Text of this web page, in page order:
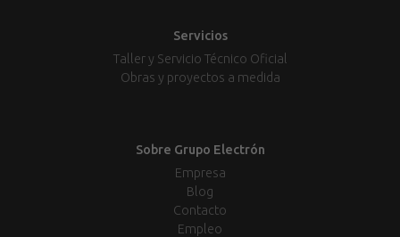
Servicios
Taller y Servicio Técnico Oficial
Obras y proyectos a medida
Sobre Grupo Electrón
Empresa
Blog
Contacto
Empleo